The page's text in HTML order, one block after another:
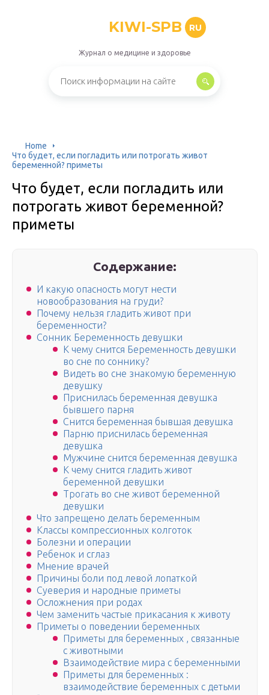
KIWI-SPB RU
Журнал о медицине и здоровье
Home
Что будет, если погладить или потрогать живот
беременной? приметы
Что будет, если погладить или
потрогать живот беременной?
приметы
Содержание:
И какую опасность могут нести
новообразования на груди?
Почему нельзя гладить живот при
беременности?
Сонник Беременность девушки
К чему снится Беременность девушки
во сне по соннику?
Видеть во сне знакомую беременную
девушку
Приснилась беременная девушка
бывшего парня
Снится беременная бывшая девушка
Парню приснилась беременная
девушка
Мужчине снится беременная девушка
К чему снится гладить живот
беременной девушки
Трогать во сне живот беременной
девушки
Что запрещено делать беременным
Классы компрессионных колготок
Болезни и операции
Ребенок и сглаз
Мнение врачей
Причины боли под левой лопаткой
Суеверия и народные приметы
Осложнения при родах
Чем заменить частые прикасания к животу
Приметы о поведении беременных
Приметы для беременных , связанные
с животными
Взаимодействие мира с беременными
Приметы для беременных :
взаимодействие беременных с детьми